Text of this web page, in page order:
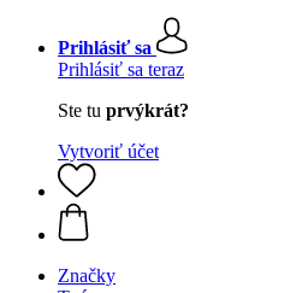
Prihlásiť sa
Prihlásiť sa teraz
Ste tu prvýkrát?
Vytvoriť účet
Značky